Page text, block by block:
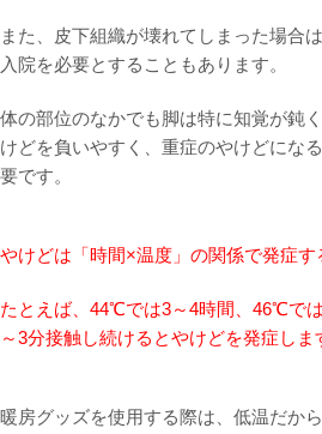
また、皮下組織が壊れてしまった場合
入院を必要とすることもあります。
体の部位のなかでも脚は特に知覚が鈍
けどを負いやすく、重症のやけどにな
要です。
やけどは「時間×温度」の関係で発症す
たとえば、44℃では3～4時間、46℃で
～3分接触し続けるとやけどを発症しま
暖房グッズを使用する際は、低温だか